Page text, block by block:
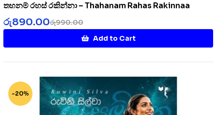
තහනම් රහස් රකින්නා – Thahanam Rahas Rakinnaa
රු990.00
රු890.00
Add to Cart
-20%